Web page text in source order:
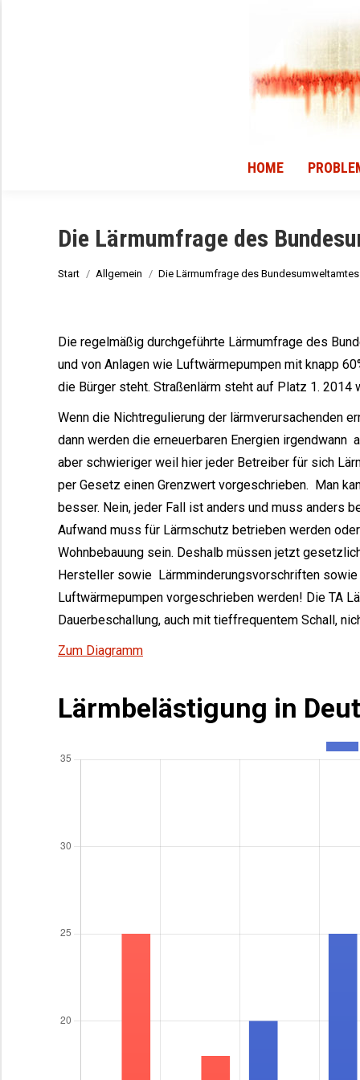
HOME
Die Lärmumfrage des
Sie befinden sich hier:
Start Allgemein Die Lärmumfrage des Bundesumweltamtes
Die regelmäßig durchgeführte Lärmumfrage des
und von Anlagen wie Luftwärmepumpen mit knapp
die Bürger steht. Straßenlärm steht auf Platz 1. 2014
Wenn die Nichtregulierung der lärmverursachenden
dann werden die erneuerbaren Energien
aber schwieriger weil hier jeder Betreiber für sich
per Gesetz einen Grenzwert vorgeschrieben. Man
besser. Nein, jeder Fall ist anders und muss anders
Aufwand muss für Lärmschutz betrieben werden
Wohnbebauung sein. Deshalb müssen jetzt
Hersteller sowie Lärmminderungsvorschriften
Luftwärmepumpen vorgeschrieben werden! Die TA
Dauerbeschallung, auch mit tieffrequentem Schall,
Zum Diagramm
Lärmbelästigung in